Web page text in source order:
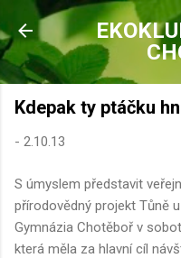
Kdepak ty ptáčku
- 2.10.13
S úmyslem představit
přírodovědný projekt Tůně
Gymnázia Chotěboř v
která měla za hlavní cíl